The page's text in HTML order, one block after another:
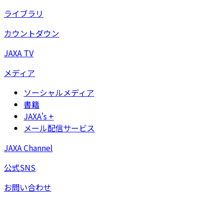
ライブラリ
カウントダウン
JAXA TV
メディア
ソーシャルメディア
書籍
JAXA's +
メール配信サービス
JAXA Channel
公式SNS
お問い合わせ